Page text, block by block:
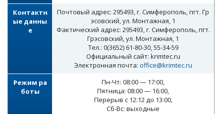
Контактн
ые данны
е
Почтовый адрес: 295493, г. Симферополь, пгт. Гр
эсовский, ул. Монтажная, 1
Фактический адрес: 295493, г. Симферополь, пгт.
Грэсовский, ул. Монтажная, 1
Тел.: 0(3652) 61-80-30, 55-34-59
Официальный сайт: krimtec.ru
Электронная почта: office@krimtec.ru
Режим ра
боты
Пн-Чт: 08:00 — 17:00,
Пятница: 08:00 — 16:00,
Перерыв с 12:12 до 13:00,
Сб-Вс: выходные